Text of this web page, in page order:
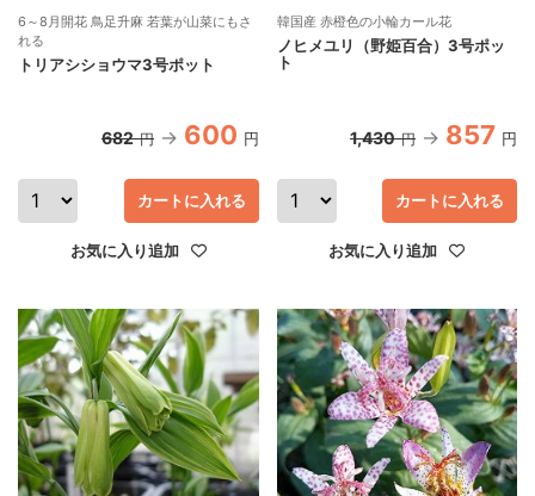
6～8月開花 鳥足升麻 若葉が山菜にもさ
れる
トリアシショウマ3号ポット
682 円 600 円
カートに入れる
お気に入り追加
韓国産 赤橙色の小輪カール花
ノヒメユリ（野姫百合）3号ポッ
ト
1,430 円 857 円
カートに入れる
お気に入り追加